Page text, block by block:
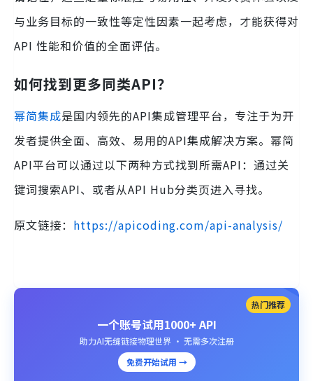
与业务目标的一致性等定性因素一起考虑，才能获得对
API 性能和价值的全面评估。
如何找到更多同类API？
幂简集成是国内领先的API集成管理平台，专注于为开
发者提供全面、高效、易用的API集成解决方案。幂简
API平台可以通过以下两种方式找到所需API：通过关
键词搜索API、或者从API Hub分类页进入寻找。
原文链接： https://apicoding.com/api-analysis/
热门推荐
一个账号试用1000+ API
助力AI无缝链接物理世界 · 无需多次注册
免费开始试用 →